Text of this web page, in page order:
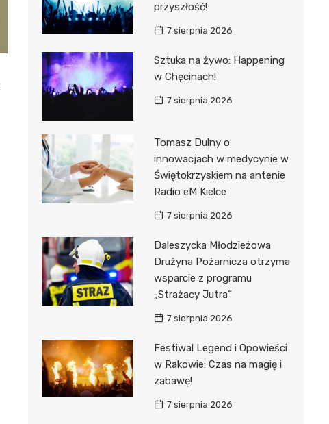
przyszłość!
7 sierpnia 2026
Sztuka na żywo: Happening
w Chęcinach!
7 sierpnia 2026
Tomasz Dulny o
innowacjach w medycynie w
Świętokrzyskiem na antenie
Radio eM Kielce
7 sierpnia 2026
Daleszycka Młodzieżowa
Drużyna Pożarnicza otrzyma
wsparcie z programu
„Strażacy Jutra”
7 sierpnia 2026
Festiwal Legend i Opowieści
w Rakowie: Czas na magię i
zabawę!
7 sierpnia 2026